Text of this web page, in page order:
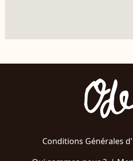
Conditions Générales